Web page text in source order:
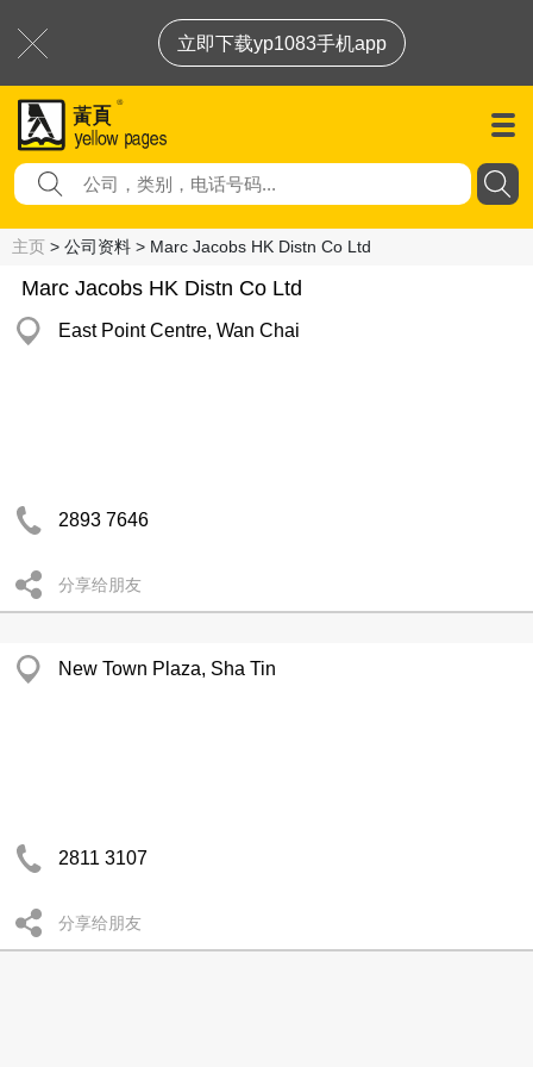
立即下载yp1083手机app
主页 > 公司资料 > Marc Jacobs HK Distn Co Ltd
Marc Jacobs HK Distn Co Ltd
East Point Centre, Wan Chai
2893 7646
分享给朋友
New Town Plaza, Sha Tin
2811 3107
分享给朋友